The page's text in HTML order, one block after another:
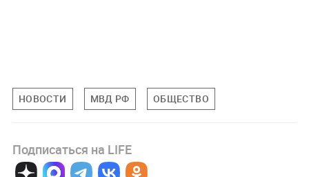
НОВОСТИ МВД РФ ОБЩЕСТВО
Подписаться на LIFE